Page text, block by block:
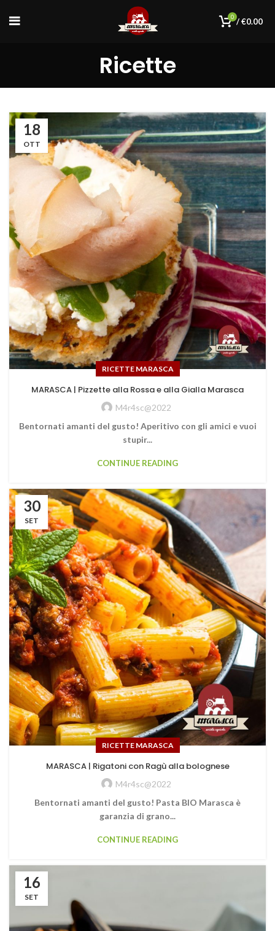
0 /€0.00
Ricette
18
OTT
RICETTE MARASCA
MARASCA | Pizzette alla Rossa e alla Gialla Marasca
M4r4sc@2022
Bentornati amanti del gusto! Aperitivo con gli amici e vuoi
stupir...
CONTINUE READING
30
SET
RICETTE MARASCA
MARASCA | Rigatoni con Ragù alla bolognese
M4r4sc@2022
Bentornati amanti del gusto! Pasta BIO Marasca è
garanzia di grano...
CONTINUE READING
16
SET